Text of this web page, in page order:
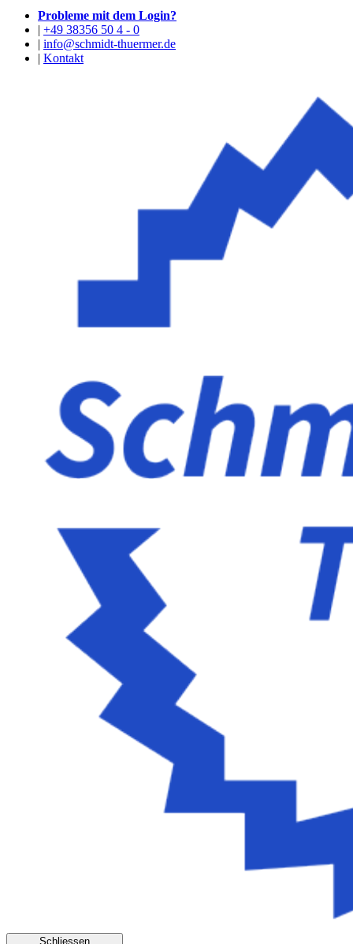
Probleme mit dem Login?
| +49 38356 50 4 - 0
| info@schmidt-thuermer.de
| Kontakt
Schliessen